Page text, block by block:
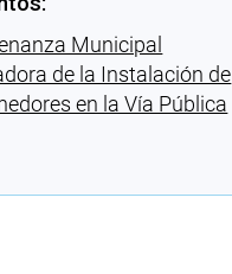
Municipal
de la Instalación de
en la Vía Pública